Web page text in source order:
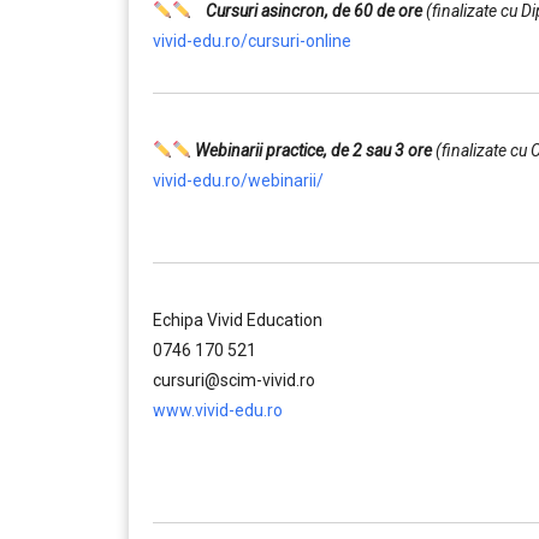
Cursuri asincron, de 60 de ore(finalizate cu
vivid-edu.ro/cursuri-online
Webinarii practice, de 2 sau 3 ore(finalizate cu
vivid-edu.ro/webinarii/
Echipa Vivid Education
0746 170 521
cursuri@scim-vivid.ro
www.vivid-edu.ro